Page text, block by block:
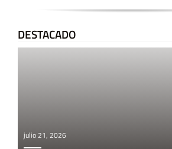
DESTACADO
julio 21, 2026